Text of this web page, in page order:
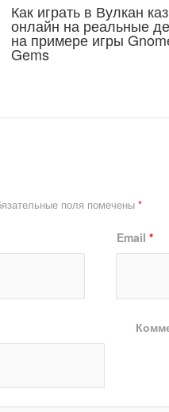
Как играть в Вулкан
онлайн на реальные
на примере игры
Gems
поля помечены *
Email *